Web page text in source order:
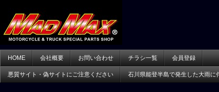
HOME 会社概要 お問い合わせ チラシ一覧 会員登録
悪質サイト・偽サイトにご注意ください 石川県能登半島で発生した大雨に